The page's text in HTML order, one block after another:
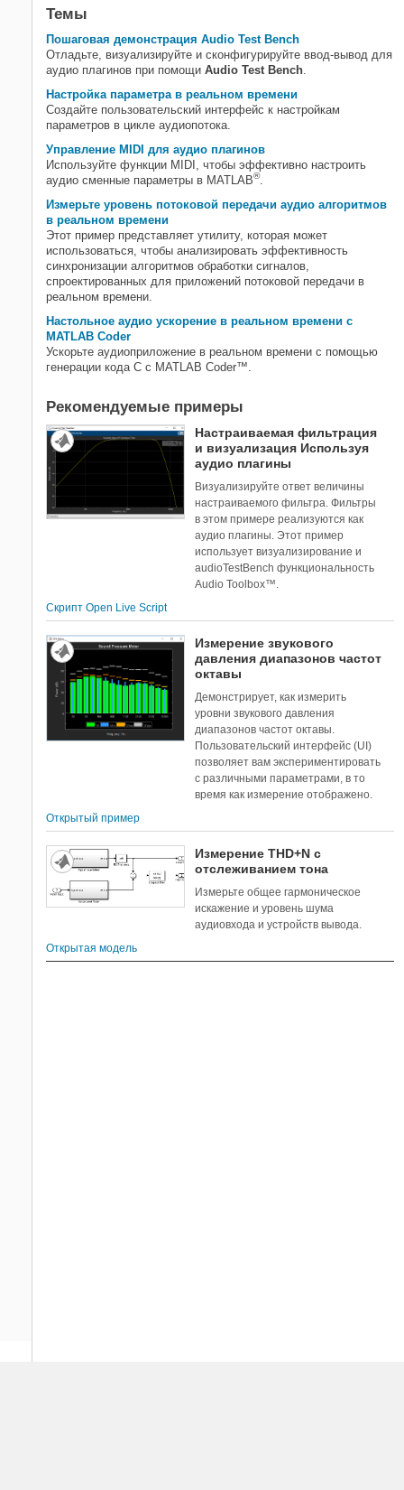
Темы
Пошаговая демонстрация Audio Test Bench
Отладьте, визуализируйте и сконфигурируйте ввод-вывод для
аудио плагинов при помощи Audio Test Bench.
Настройка параметра в реальном времени
Создайте пользовательский интерфейс к настройкам
параметров в цикле аудиопотока.
Управление MIDI для аудио плагинов
Используйте функции MIDI, чтобы эффективно настроить
аудио сменные параметры в MATLAB®.
Измерьте уровень потоковой передачи аудио алгоритмов
в реальном времени
Этот пример представляет утилиту, которая может
использоваться, чтобы анализировать эффективность
синхронизации алгоритмов обработки сигналов,
спроектированных для приложений потоковой передачи в
реальном времени.
Настольное аудио ускорение в реальном времени с
MATLAB Coder
Ускорьте аудиоприложение в реальном времени с помощью
генерации кода C с MATLAB Coder™.
Рекомендуемые примеры
Настраиваемая фильтрация
и визуализация Используя
аудио плагины
Визуализируйте ответ величины
настраиваемого фильтра. Фильтры
в этом примере реализуются как
аудио плагины. Этот пример
использует визуализирование и
audioTestBench функциональность
Audio Toolbox™.
Скрипт Open Live Script
Измерение звукового
давления диапазонов частот
октавы
Демонстрирует, как измерить
уровни звукового давления
диапазонов частот октавы.
Пользовательский интерфейс (UI)
позволяет вам экспериментировать
с различными параметрами, в то
время как измерение отображено.
Открытый пример
Измерение THD+N с
отслеживанием тона
Измерьте общее гармоническое
искажение и уровень шума
аудиовхода и устройств вывода.
Открытая модель